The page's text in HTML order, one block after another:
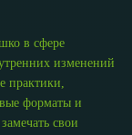
в сфере
изменений
практики,
форматы и
свои